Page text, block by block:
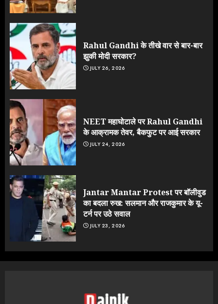
Rahul Gandhi के तीखे वार से बार-बार
झुकी मोदी सरकार?
JULY 26, 2026
NEET महाघोटाले पर Rahul Gandhi
के आक्रामक तेवर, बैकफुट पर आई सरकार
JULY 24, 2026
Jantar Mantar Protest पर बॉलीवुड
का बदला रुख: सलमान और राजकुमार के यू-
टर्न पर उठे सवाल
JULY 23, 2026